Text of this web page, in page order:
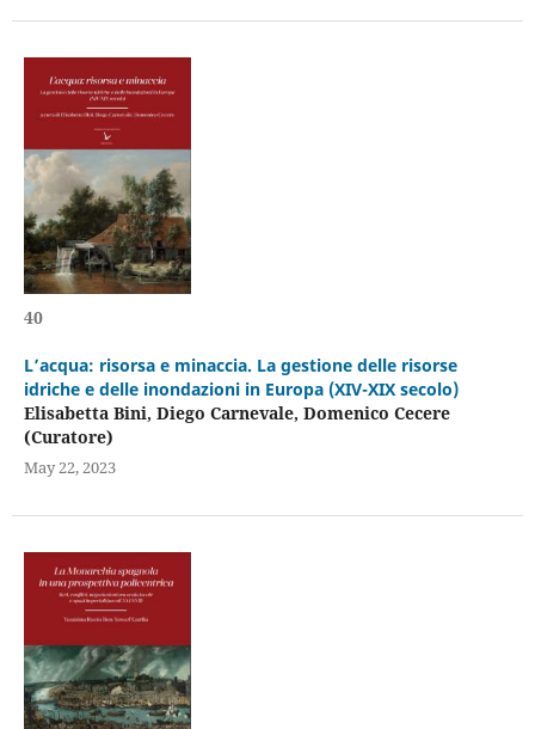
40
L’acqua: risorsa e minaccia. La gestione delle risorse
idriche e delle inondazioni in Europa (XIV-XIX secolo)
Elisabetta Bini, Diego Carnevale, Domenico Cecere
(Curatore)
May 22, 2023